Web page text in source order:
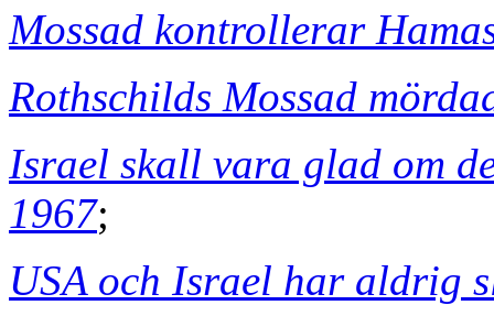
Mossad kontrollerar
Rothschilds Mossad
Israel skall vara glad om
1967;
USA och Israel har aldrig